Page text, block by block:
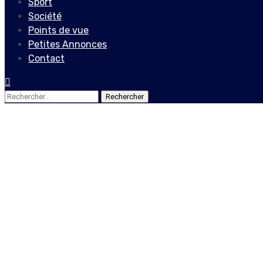
Société
Points de vue
Petites Annonces
Contact
Rechercher :